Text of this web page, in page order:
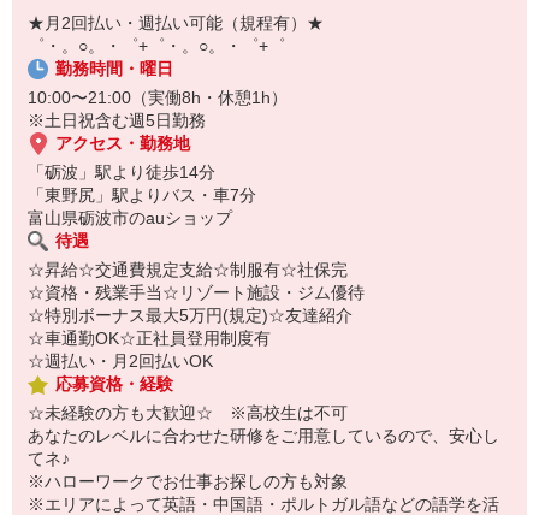
￣￣￣￣￣￣￣￣￣
自宅に居ながらスマホでカンタン面接OK！
オンライン面談なのでスピード対応。
★月2回払い・週払い可能（規程有）★
゜・。○。・゜+゜・。○。・゜+゜
勤務時間・曜日
10:00〜21:00（実働8h・休憩1h）
※土日祝含む週5日勤務
アクセス・勤務地
「砺波」駅より徒歩14分
「東野尻」駅よりバス・車7分
富山県砺波市のauショップ
待遇
☆昇給☆交通費規定支給☆制服有☆社保完
☆資格・残業手当☆リゾート施設・ジム優待
☆特別ボーナス最大5万円(規定)☆友達紹介
☆車通勤OK☆正社員登用制度有
☆週払い・月2回払いOK
応募資格・経験
☆未経験の方も大歓迎☆ ※高校生は不可
あなたのレベルに合わせた研修をご用意しているので、安心し
てネ♪
※ハローワークでお仕事お探しの方も対象
※エリアによって英語・中国語・ポルトガル語などの語学を活